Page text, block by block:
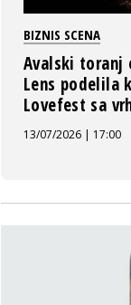
BIZNIS SCENA
Avalski toranj
Lens podelila
Lovefest sa
13/07/2026 | 17:00